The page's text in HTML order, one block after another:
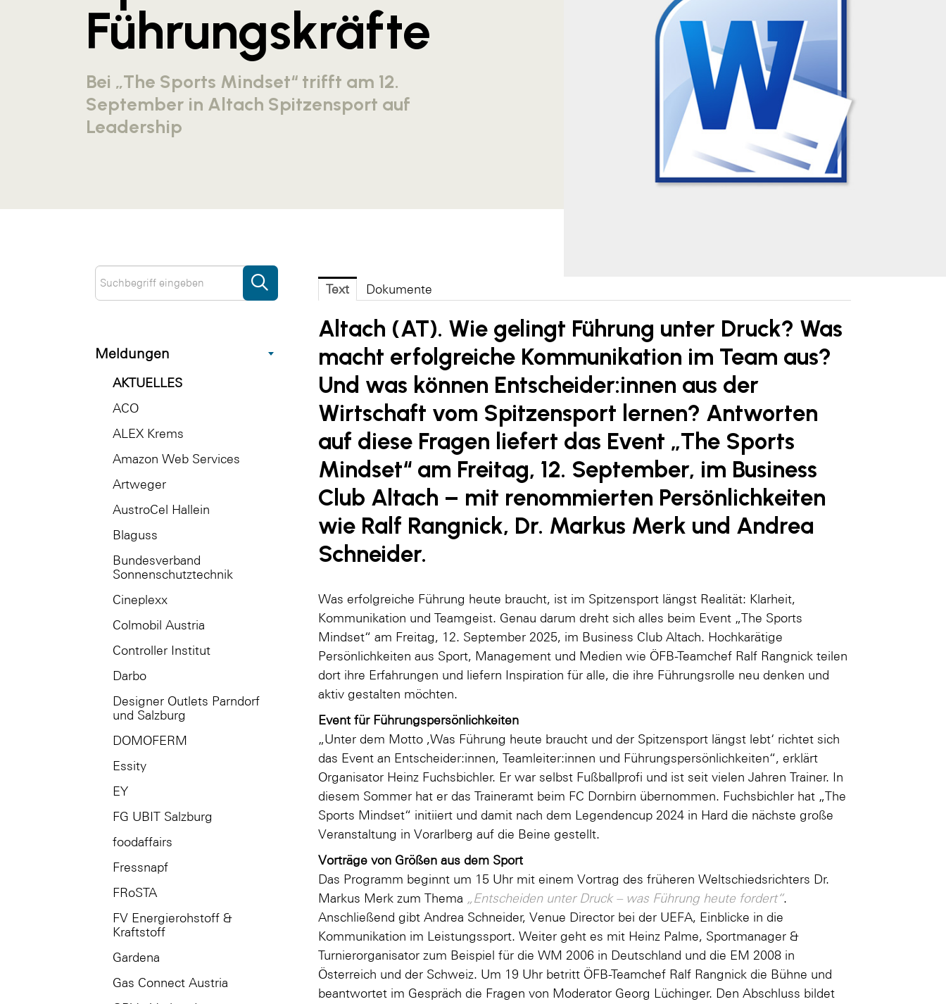
Meldungen
AKTUELLES
ACO
ALEX Krems
Amazon Web Services
Artweger
AustroCel Hallein
Blaguss
Bundesverband
Sonnenschutztechnik
Cineplexx
Colmobil Austria
Controller Institut
Darbo
Designer Outlets Parndorf
und Salzburg
DOMOFERM
Essity
EY
FG UBIT Salzburg
foodaffairs
Fressnapf
FRoSTA
FV Energierohstoff &
Kraftstoff
Gardena
Gas Connect Austria
Führungskräfte
Bei „The Sports Mindset“ trifft am 12.
September in Altach Spitzensport auf
Leadership
Text Dokumente
Altach (AT). Wie gelingt Führung unter Druck? Was
macht erfolgreiche Kommunikation im Team aus?
Und was können Entscheider:innen aus der
Wirtschaft vom Spitzensport lernen? Antworten
auf diese Fragen liefert das Event „The Sports
Mindset“ am Freitag, 12. September, im Business
Club Altach – mit renommierten Persönlichkeiten
wie Ralf Rangnick, Dr. Markus Merk und Andrea
Schneider.
Was erfolgreiche Führung heute braucht, ist im Spitzensport längst Realität: Klarheit,
Kommunikation und Teamgeist. Genau darum dreht sich alles beim Event „The Sports
Mindset“ am Freitag, 12. September 2025, im Business Club Altach. Hochkarätige
Persönlichkeiten aus Sport, Management und Medien wie ÖFB-Teamchef Ralf Rangnick teilen
dort ihre Erfahrungen und liefern Inspiration für alle, die ihre Führungsrolle neu denken und
aktiv gestalten möchten.
Event für Führungspersönlichkeiten
„Unter dem Motto ,Was Führung heute braucht und der Spitzensport längst lebt‘ richtet sich
das Event an Entscheider:innen, Teamleiter:innen und Führungspersönlichkeiten“, erklärt
Organisator Heinz Fuchsbichler. Er war selbst Fußballprofi und ist seit vielen Jahren Trainer. In
diesem Sommer hat er das Traineramt beim FC Dornbirn übernommen. Fuchsbichler hat „The
Sports Mindset“ initiiert und damit nach dem Legendencup 2024 in Hard die nächste große
Veranstaltung in Vorarlberg auf die Beine gestellt.
Vorträge von Größen aus dem Sport
Das Programm beginnt um 15 Uhr mit einem Vortrag des früheren Weltschiedsrichters Dr.
Markus Merk zum Thema „Entscheiden unter Druck – was Führung heute fordert“.
Anschließend gibt Andrea Schneider, Venue Director bei der UEFA, Einblicke in die
Kommunikation im Leistungssport. Weiter geht es mit Heinz Palme, Sportmanager &
Turnierorganisator zum Beispiel für die WM 2006 in Deutschland und die EM 2008 in
Österreich und der Schweiz. Um 19 Uhr betritt ÖFB-Teamchef Ralf Rangnick die Bühne und
beantwortet im Gespräch die Fragen von Moderator Georg Lüchinger. Den Abschluss bildet